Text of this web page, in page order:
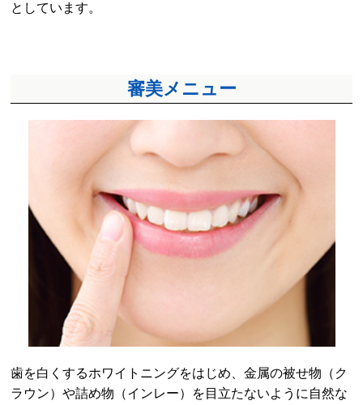
としています。
審美メニュー
歯を白くするホワイトニングをはじめ、金属の被せ物（ク
ラウン）や詰め物（インレー）を目立たないように自然な